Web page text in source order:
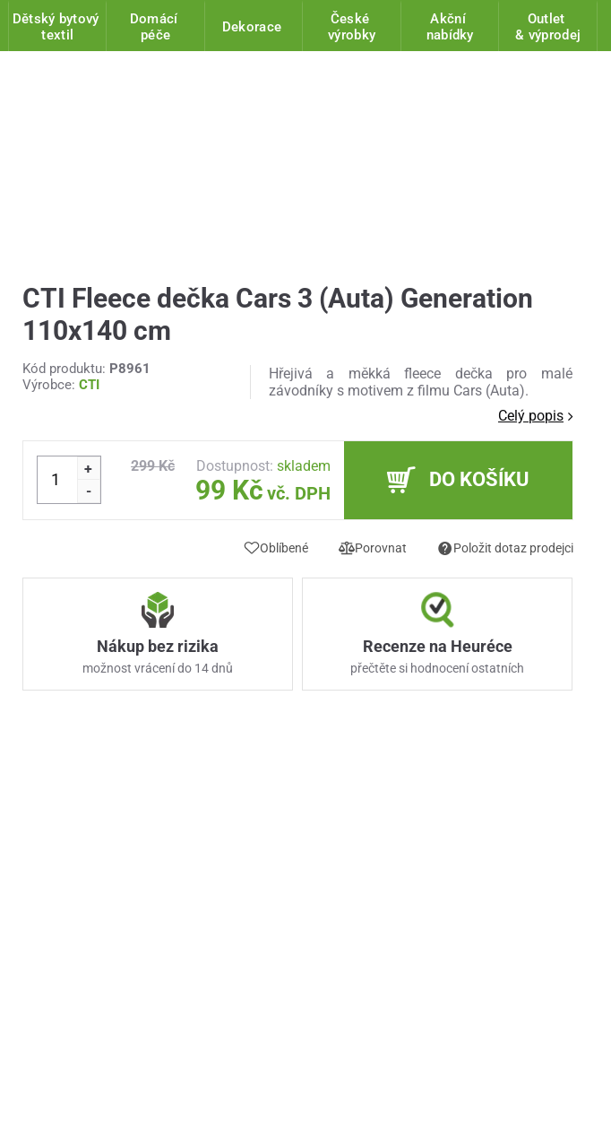
Dětský bytový
textil
Domácí
péče
Dekorace
České
výrobky
Akční
nabídky
Outlet
& výprodej
CTI Fleece dečka Cars 3 (Auta) Generation
110x140 cm
Kód produktu: P8961
Výrobce: CTI
Hřejivá a měkká fleece dečka pro malé
závodníky s motivem z filmu Cars (Auta).
Celý popis
+
-
299 Kč Dostupnost: skladem
99 Kč vč. DPH
DO KOŠÍKU
Oblíbené Porovnat Položit dotaz prodejci
Nákup bez rizika
možnost vrácení do 14 dnů
Recenze na Heuréce
přečtěte si hodnocení ostatních